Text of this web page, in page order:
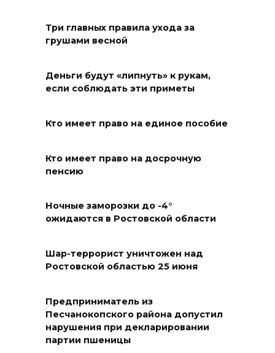
06 августа 2026 09:49
В Ростове на проспекте
Михаила Нагибина, 14а,
теплотрассы
Кроссовер врезался в фургон:
Волгодонске
На Дону построят еще 8
06 августа 2026 07:47
Ростов снова прибавляет в
градусах
Три главных правила ухода за
грушами весной
Деньги будут «липнуть» к рукам,
если соблюдать эти приметы
Кто имеет право на единое пособие
Кто имеет право на досрочную
пенсию
Ночные заморозки до -4°
ожидаются в Ростовской области
Шар-террорист уничтожен над
Ростовской областью 25 июня
Предприниматель из
Песчанокопского района допустил
нарушения при декларировании
партии пшеницы